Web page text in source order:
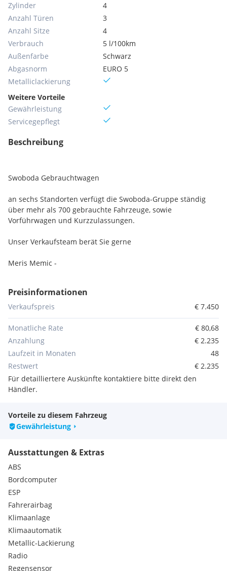
Zylinder
4
Anzahl Türen
3
Anzahl Sitze
4
Verbrauch
5 l/100km
Außenfarbe
Schwarz
Abgasnorm
EURO 5
Metallic­lackierung
Weitere Vorteile
Gewährleistung
Servicegepflegt
Beschreibung
Swoboda Gebrauchtwagen
an sechs Standorten verfügt die Swoboda-Gruppe ständig
über mehr als 700 gebrauchte Fahrzeuge, sowie
Vorführwagen und Kurzzulassungen.
Unser Verkaufsteam berät Sie gerne
Meris Memic -
Beschreibungsfehler.
Serienausstattungen:
Klimaanlage manuell
Servolenkung
Elektrische Fensterheber vorne
Elektronische Wegfahrsperre
Zentralverriegelung mit Funkfernbedienung
Beifahrerairbag deaktivierbar
Grün getönte Scheiben
Außenspiegel elektrisch verstellbar und beheizbar
3-Speichen Lederlenkrad
ESP inkl. Traktionskontrolle (TCSS)
SRS Seitenairbags vorne
Tagfahrlicht standard
ISOFIX Kindersitzarretierung (2x)
Sitzheizung (vorne)
SRS Airbags (Fahrer und Beifahrer)
SRS Kopfairbags (vorne und hinten)
Zentralverriegelungsschalter (Fahrerseite)
Extras:
Winterpaket
Regensensor
Traktionskontrolle
Preisinformationen
Verkaufspreis € 7.450
Monatliche Rate
€ 80,68
Anzahlung
€ 2.235
Laufzeit in Monaten
48
Restwert
€ 2.235
Für detailliertere Auskünfte kontaktiere bitte direkt den
Händler.
Vorteile zu diesem Fahrzeug
Gewährleistung
Ausstattungen & Extras
ABS
Bordcomputer
ESP
Fahrerairbag
Klimaanlage
Klimaautomatik
Metallic-Lackierung
Radio
Regensensor